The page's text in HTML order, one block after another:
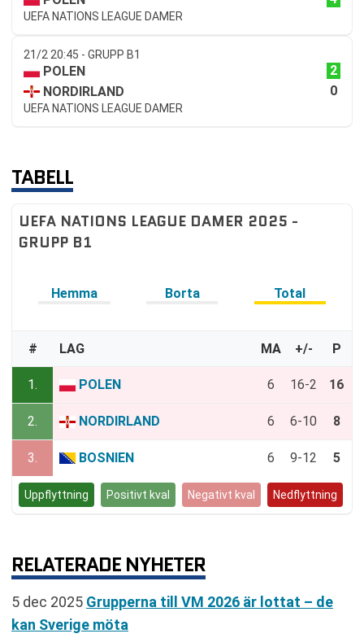
UEFA NATIONS LEAGUE DAMER
21/2 20:45 - GRUPP B1
POLEN
2
NORDIRLAND
0
UEFA NATIONS LEAGUE DAMER
TABELL
UEFA NATIONS LEAGUE DAMER 2025 -
GRUPP B1
Hemma Borta Total
# LAG MA +/- P
1. POLEN 6 16-2 16
2. NORDIRLAND 6 6-10 8
3. BOSNIEN 6 9-12 5
Uppflyttning Positivt kval Negativt kval Nedflyttning
RELATERADE NYHETER
5 dec 2025 Grupperna till VM 2026 är lottat – de
kan Sverige möta